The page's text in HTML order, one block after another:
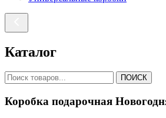
Каталог
ПОИСК
Коробка подарочная